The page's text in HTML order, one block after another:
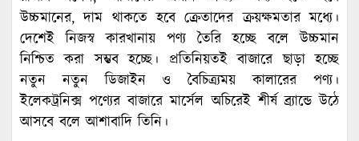
উচ্চমানের, দাম থাকতে হবে ক্রেতাদের ক্রয়ক্ষমতার মধ্যে।
দেশেই নিজস্ব কারখানায় পণ্য তৈরি হচ্ছে বলে উচ্চমান
নিশ্চিত করা সম্ভব হচ্ছে। প্রতিনিয়তই বাজারে ছাড়া হচ্ছে
নতুন নতুন ডিজাইন ও বৈচিত্র্যময় কালারের পণ্য।
ইলেকট্রনিক্স পণ্যের বাজারে মার্সেল অচিরেই শীর্ষ ব্র্যান্ডে উঠে
আসবে বলে আশাবাদি তিনি।